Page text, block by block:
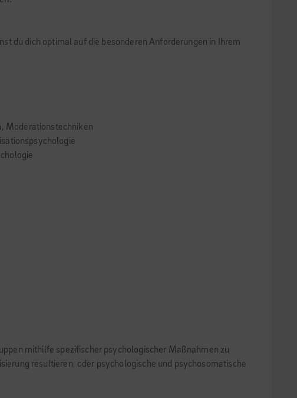
du dich optimal auf die besonderen Anforderungen in Ihrem
Moderationstechniken
mithil­fe spezifischer psychologischer Maßnahmen zu
resultieren, oder psychologische und psycho­somatische